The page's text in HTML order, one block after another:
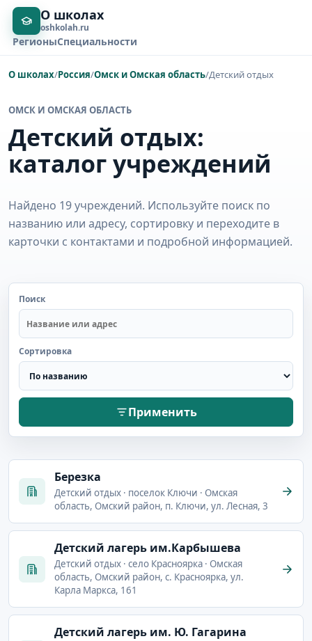
О школах
oshkolah.ru
РегионыСпециальности
О школах/Россия/Омск и Омская область/Детский отдых
ОМСК И ОМСКАЯ ОБЛАСТЬ
Детский отдых:
каталог учреждений
Найдено 19 учреждений. Используйте поиск по
названию или адресу, сортировку и переходите в
карточки с контактами и подробной информацией.
Поиск
Сортировка
Применить
Березка
Детский отдых · поселок Ключи · Омская
область, Омский район, п. Ключи, ул. Лесная, 3
Детский лагерь им.Карбышева
Детский отдых · село Красноярка · Омская
область, Омский район, с. Красноярка, ул.
Карла Маркса, 161
Детский лагерь им. Ю. Гагарина